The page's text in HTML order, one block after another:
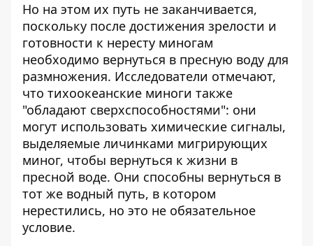
Но на этом их путь не заканчивается,
поскольку после достижения зрелости и
готовности к нересту миногам
необходимо вернуться в пресную воду для
размножения. Исследователи отмечают,
что тихоокеанские миноги также
"обладают сверхспособностями": они
могут использовать химические сигналы,
выделяемые личинками мигрирующих
миног, чтобы вернуться к жизни в
пресной воде. Они способны вернуться в
тот же водный путь, в котором
нерестились, но это не обязательное
условие.